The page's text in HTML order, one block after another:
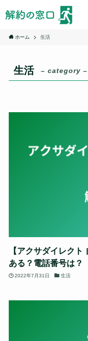
ホーム 生活
生活 – category –
【アクサダイレク
ある？電話番号は？
2022年7月31日 生活